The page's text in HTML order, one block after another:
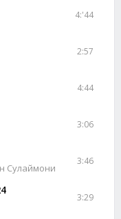
4:'44
2:57
4:44
3:06
Сулаймони
3:46
3:29